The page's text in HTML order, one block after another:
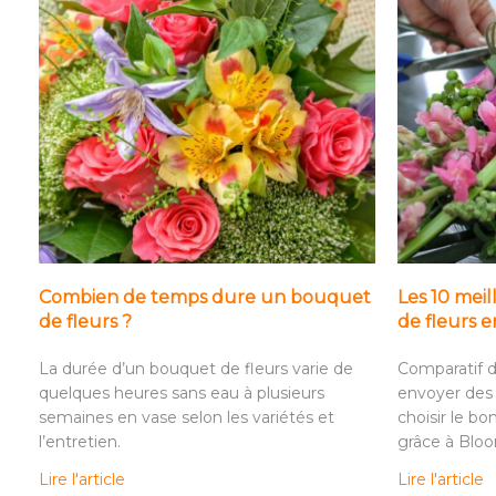
Combien de temps dure un bouquet
de fleurs ?
La durée d’un bouquet de fleurs varie de
quelques heures sans eau à plusieurs
semaines en vase selon les variétés et
l’entretien.
Lire l'article
Les 10
de fleurs
Comparatif
envoyer
choisir le
grâce à
Lire l'article